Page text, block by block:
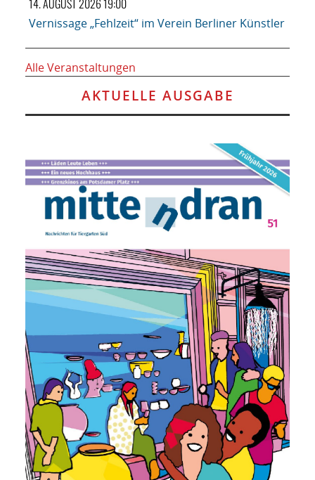
14. AUGUST 2026 19:00
Vernissage „Fehlzeit“ im Verein Berliner Künstler
Alle Veranstaltungen
AKTUELLE AUSGABE